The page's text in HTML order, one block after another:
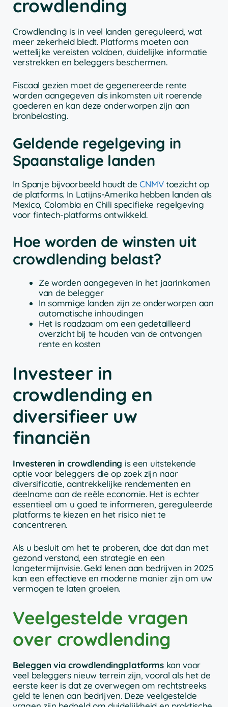
crowdlending
Crowdlending is in veel landen gereguleerd, wat
meer zekerheid biedt. Platforms moeten aan
wettelijke vereisten voldoen, duidelijke informatie
verstrekken en beleggers beschermen.
Fiscaal gezien moet de gegenereerde rente
worden aangegeven als inkomsten uit roerende
goederen en kan deze onderworpen zijn aan
bronbelasting.
Geldende regelgeving in
Spaanstalige landen
In Spanje bijvoorbeeld houdt de CNMVtoezicht op
de platforms. In Latijns-Amerika hebben landen als
Mexico, Colombia en Chili specifieke regelgeving
voor fintech-platforms ontwikkeld.
Hoe worden de winsten uit
crowdlending belast?
Ze worden aangegeven in het jaarinkomen
van de belegger
In sommige landen zijn ze onderworpen aan
automatische inhoudingen
Het is raadzaam om een gedetailleerd
overzicht bij te houden van de ontvangen
rente en kosten
Investeer in
crowdlending en
diversifieer uw
financiën
Investeren in crowdlending is een uitstekende
optie voor beleggers die op zoek zijn naar
diversificatie, aantrekkelijke rendementen en
deelname aan de reële economie. Het is echter
essentieel om u goed te informeren, gereguleerde
platforms te kiezen en het risico niet te
concentreren.
Als u besluit om het te proberen, doe dat dan met
gezond verstand, een strategie en een
langetermijnvisie. Geld lenen aan bedrijven in 2025
kan een effectieve en moderne manier zijn om uw
vermogen te laten groeien.
Veelgestelde vragen
over crowdlending
Beleggen via crowdlendingplatformskan voor
veel beleggers nieuw terrein zijn, vooral als het de
eerste keer is dat ze overwegen om rechtstreeks
geld te lenen aan bedrijven. Deze veelgestelde